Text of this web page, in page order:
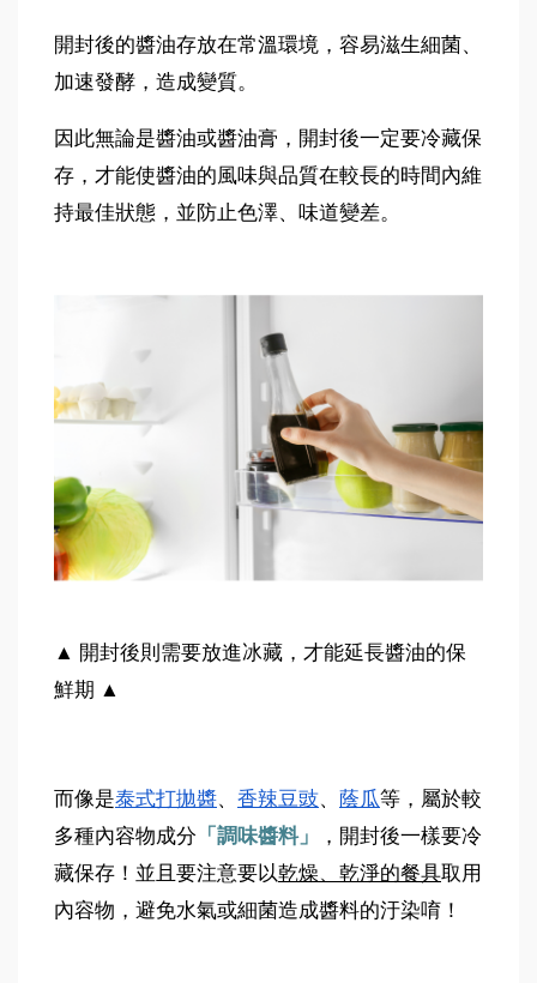
開封後的醬油存放在常溫環境，容易滋生細菌、
加速發酵，造成變質。
因此無論是醬油或醬油膏，開封後一定要冷藏保
存，才能使醬油的風味與品質在較長的時間內維
持最佳狀態，並防止色澤、味道變差。
▲ 開封後則需要放進冰藏，才能延長醬油的保
鮮期 ▲
而像是泰式打拋醬、 香辣豆豉、 蔭瓜等，屬於較
多種內容物成分 「調味醬料」
，開封後一樣要冷
藏保存！並且要注意要以乾燥、乾淨的餐具取用
內容物，避免水氣或細菌造成醬料的汙染唷！